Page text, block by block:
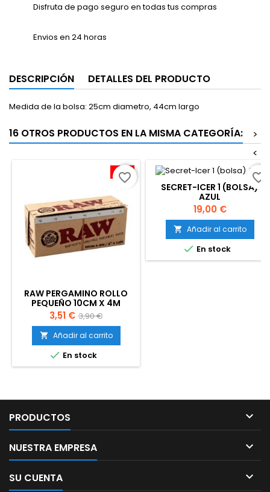
Disfruta de pago seguro en todas tus compras
Envios en 24 horas
DESCRIPCIÓN DETALLES DEL PRODUCTO
Medida de la bolsa: 25cm diametro, 44cm largo
16 OTROS PRODUCTOS EN LA MISMA CATEGORÍA:
>
<
-10%
RAW PERGAMINO ROLLO
PEQUEÑO 10CM X 4M
Precio
3,51 € Precio
base
3,90 €
 Añadir al carrito
 En stock
favorite_border
SECRET-ICER 1 (BOLSA)
AZUL
Precio
19,00 €
 Añadir al carrito
 En stock
favorite_border
PRODUCTOS 
NUESTRA EMPRESA 
SU CUENTA 